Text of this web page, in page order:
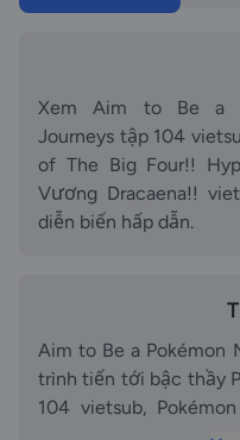
Xem Aim to Be a
Journeys tập 104
of The Big Four!!
Vương Dracaena!!
diễn biến hấp dẫn.
Aim to Be a Pokémon
trình tiến tới bậc thầy
104 vietsub,